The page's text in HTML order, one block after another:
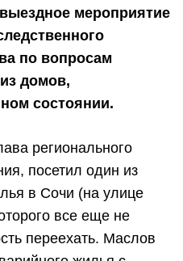
мероприятие
по вопросам
домов,
состоянии.
регионального
посетил один из
в Сочи (на улице
все еще не
переехать. Маслов